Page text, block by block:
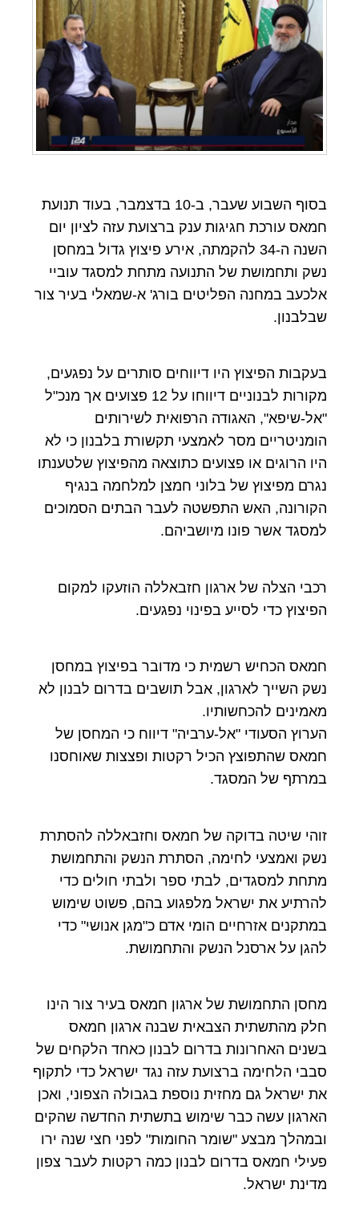
בסוף השבוע שעבר, ב-10 בדצמבר, בעוד תנועת
חמאס עורכת חגיגות ענק ברצועת עזה לציון יום
השנה ה-34 להקמתה, אירע פיצוץ גדול במחסן
נשק ותחמושת של התנועה מתחת למסגד עוביי
אלכעב במחנה הפליטים בורג' א-שמאלי בעיר צור
שבלבנון.
בעקבות הפיצוץ היו דיווחים סותרים על נפגעים,
מקורות לבנוניים דיווחו על 12 פצועים אך מנכ"ל
"אל-שיפא", האגודה הרפואית לשירותים
הומניטריים מסר לאמצעי תקשורת בלבנון כי לא
היו הרוגים או פצועים כתוצאה מהפיצוץ שלטענתו
נגרם מפיצוץ של בלוני חמצן למלחמה בנגיף
הקורונה, האש התפשטה לעבר הבתים הסמוכים
למסגד אשר פונו מיושביהם.
רכבי הצלה של ארגון חזבאללה הוזעקו למקום
הפיצוץ כדי לסייע בפינוי נפגעים.
חמאס הכחיש רשמית כי מדובר בפיצוץ במחסן
נשק השייך לארגון, אבל תושבים בדרום לבנון לא
מאמינים להכחשותיו.
הערוץ הסעודי "אל-ערביה" דיווח כי המחסן של
חמאס שהתפוצץ הכיל רקטות ופצצות שאוחסנו
במרתף של המסגד.
זוהי שיטה בדוקה של חמאס וחזבאללה להסתרת
נשק ואמצעי לחימה, הסתרת הנשק והתחמושת
מתחת למסגדים, לבתי ספר ולבתי חולים כדי
להרתיע את ישראל מלפגוע בהם, פשוט שימוש
במתקנים אזרחיים הומי אדם כ"מגן אנושי" כדי
להגן על ארסנל הנשק והתחמושת.
מחסן התחמושת של ארגון חמאס בעיר צור הינו
חלק מהתשתית הצבאית שבנה ארגון חמאס
בשנים האחרונות בדרום לבנון כאחד הלקחים של
סבבי הלחימה ברצועת עזה נגד ישראל כדי לתקוף
את ישראל גם מחזית נוספת בגבולה הצפוני, ואכן
הארגון עשה כבר שימוש בתשתית החדשה שהקים
ובמהלך מבצע "שומר החומות" לפני חצי שנה ירו
פעילי חמאס בדרום לבנון כמה רקטות לעבר צפון
מדינת ישראל.